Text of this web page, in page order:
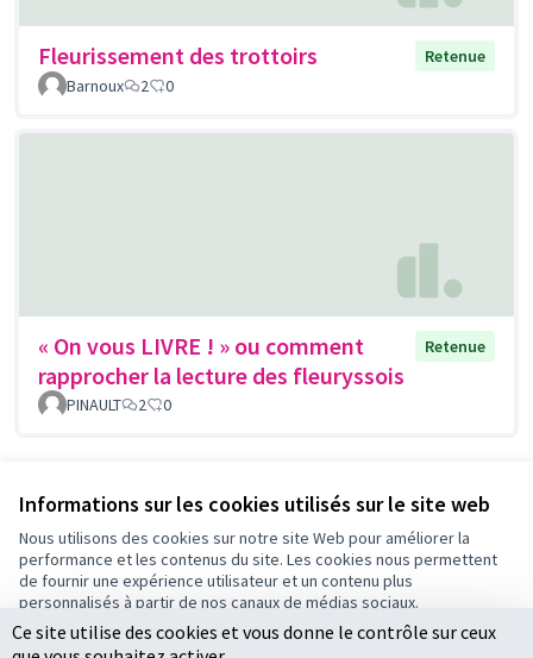
Informations sur les cookies utilisés sur le site web
Nous utilisons des cookies sur notre site Web pour améliorer la
performance et les contenus du site. Les cookies nous permettent
de fournir une expérience utilisateur et un contenu plus
personnalisés à partir de nos canaux de médias sociaux.
Tout accepter
Fleurissement des trottoirs
Retenue
Barnoux
2 0
« On vous LIVRE ! » ou comment
rapprocher la lecture des fleuryssois
Retenue
PINAULT 2 0
Conditions d'utilisation
Paramètres des cookies
Ce site utilise des cookies et vous donne le contrôle sur ceux